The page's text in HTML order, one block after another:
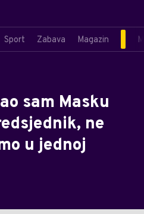
Sport Zabava Magazin
sam Masku
ne
u jednoj